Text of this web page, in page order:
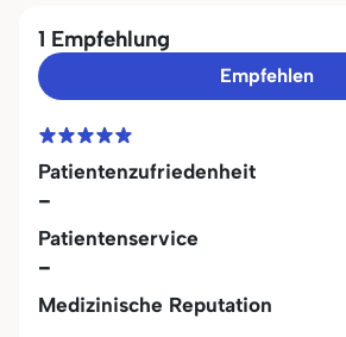
1 Empfehlung
Empfehlen
Patientenzufriedenheit
-
Patientenservice
-
Medizinische Reputation